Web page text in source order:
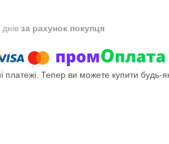
за рахунок покупця
платежі. Тепер ви можете купити будь-